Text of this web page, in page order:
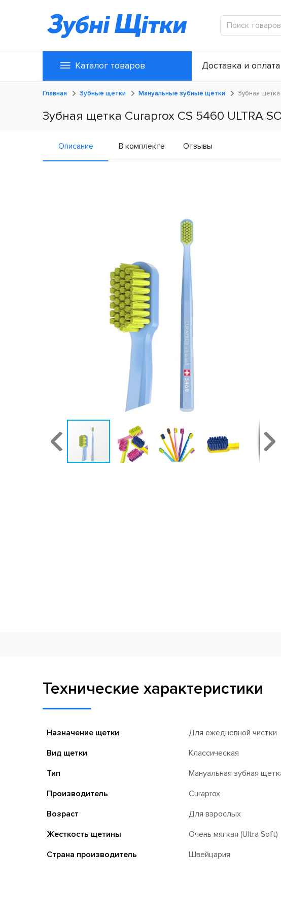
Каталог товаров Доставка и оплата
Главная Зубные щетки Мануальные зубные щетки Зубная
Зубная щетка Curaprox CS 5460 ULTRA
Описание В комплекте Отзывы
Технические характеристики
Назначение щетки
Для ежедневной чистки
Вид щетки
Классическая
Тип
Мануальная зубная
Производитель
Curaprox
Возраст
Для взрослых
Жесткость щетины
Очень мягкая (Ultra Soft)
Страна производитель
Швейцария